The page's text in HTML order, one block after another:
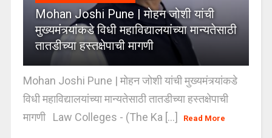
Mohan Joshi Pune | मोहन जोशी यांची
मुख्यमंत्र्यांकडे विधी महाविद्यालयांच्या मान्यतेसाठी
तातडीच्या हस्तक्षेपाची मागणी
Mohan Joshi Pune | मोहन जोशी यांची मुख्यमंत्र्यांकडे
विधी महाविद्यालयांच्या मान्यतेसाठी तातडीच्या हस्तक्षेपाची
मागणी Law Colleges - (The Ka [...]
Read More